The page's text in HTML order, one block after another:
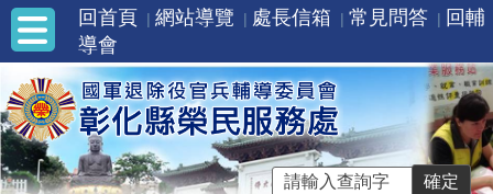
回首頁 網站導覽 處長信箱 常見問答
回輔
導會